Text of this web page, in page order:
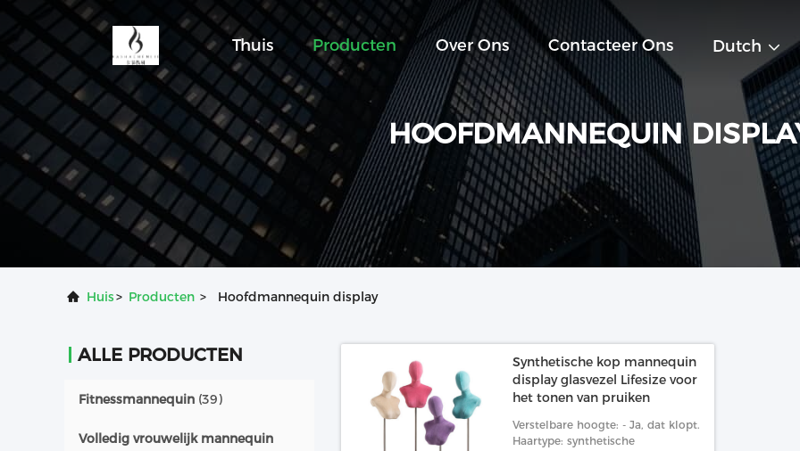
Thuis Producten Over Ons Contacteer Ons Dutch
HOOFDMANNEQUIN
Huis> Producten > Hoofdmannequin display
ALLE PRODUCTEN
Fitnessmannequin (39)
Volledig vrouwelijk mannequin
Synthetische kop mannequin
display glasvezel Lifesize voor
het tonen van pruiken
Verstelbare hoogte: - Ja, dat klopt.
Haartype: synthetische